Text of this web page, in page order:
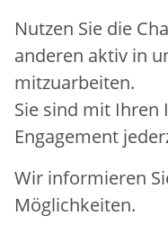
Nutzen Sie die
anderen aktiv in
mitzuarbeiten.
Sie sind mit Ihren
Engagement
Wir informieren
Möglichkeiten.